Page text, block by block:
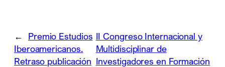
←
Premio Estudios
Iberoamericanos.
Retraso publicación
II Congreso Internacional y
Multidisciplinar de
Investigadores en Formación